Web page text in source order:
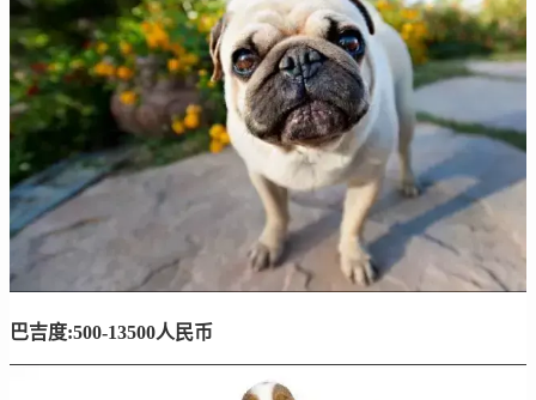
巴吉度:500-13500人民币